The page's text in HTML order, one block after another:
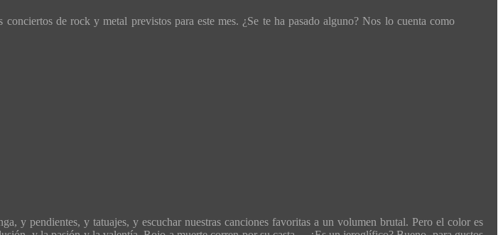
de rock y metal previstos para este mes. ¿Se te ha pasado alguno? Nos lo cuenta como
y pendientes, y tatuajes, y escuchar nuestras canciones favoritas a un volumen brutal. Pero el color es